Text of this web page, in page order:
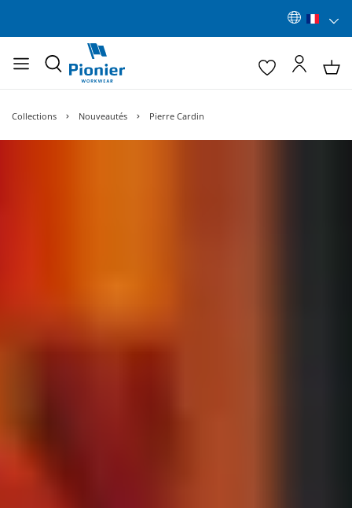
Collections Nouveautés Pierre Cardin